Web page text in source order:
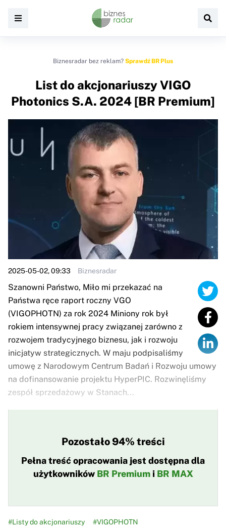
Biznesradar bez reklam? Sprawdź BR Plus
List do akcjonariuszy VIGO
Photonics S.A. 2024 [BR Premium]
2025-05-02, 09:33 Biznesradar
Szanowni Państwo, Miło mi przekazać na
Państwa ręce raport roczny VGO
(VIGOPHOTN) za rok 2024 Miniony rok był
rokiem intensywnej pracy związanej zarówno z
rozwojem tradycyjnego biznesu, jak i rozwoju
inicjatyw strategicznych. W maju podpisaliśmy
umowę z Narodowym Centrum Badań i Rozwoju umowy
na dofinansowanie projektu HyperPIC. Rozwinęliśmy
zespół sprzedażowy w Stanach...
Pozostało 94% treści
Pełna treść opracowania jest dostępna dla
użytkowników BR Premiumi BR MAX
#Listy do akcjonariuszy #VIGOPHOTN